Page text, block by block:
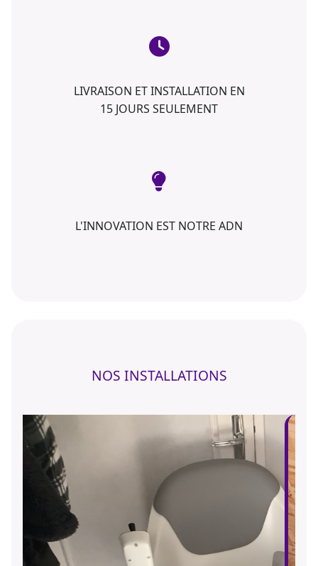
LIVRAISON ET INSTALLATION EN
15 JOURS SEULEMENT
L'INNOVATION EST NOTRE ADN
NOS INSTALLATIONS